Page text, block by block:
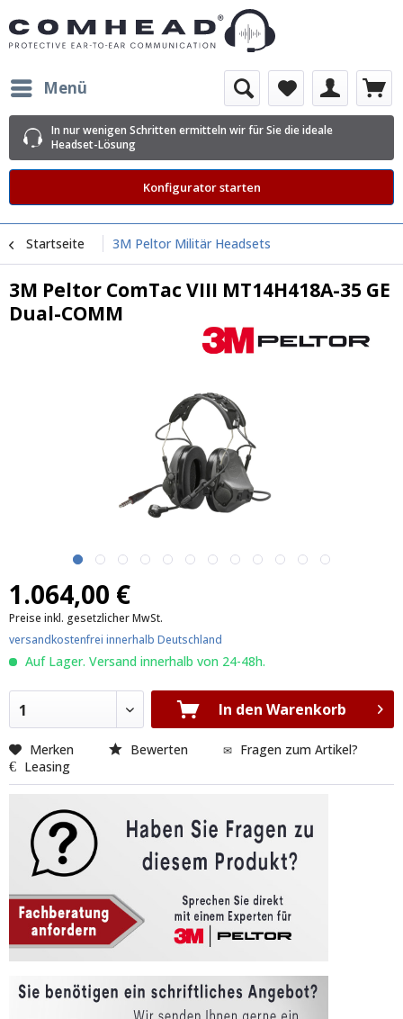
Menü
In nur wenigen Schritten ermitteln wir für Sie die ideale
Headset-Lösung
Konfigurator starten
Startseite 3M Peltor Militär Headsets
3M Peltor ComTac VIII MT14H418A-35 GE
Dual-COMM
1.064,00 €
Preise inkl. gesetzlicher MwSt.
versandkostenfrei innerhalb Deutschland
Auf Lager. Versand innerhalb von 24-48h.
1 In den Warenkorb
Merken Bewerten
Fragen zum Artikel?
Leasing